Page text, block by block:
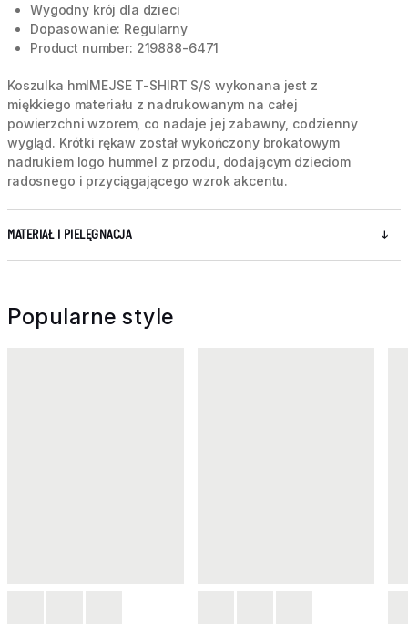
Wygodny krój dla dzieci
Dopasowanie: Regularny
Product number: 219888-6471
Koszulka hmlMEJSE T-SHIRT S/S wykonana jest z
miękkiego materiału z nadrukowanym na całej
powierzchni wzorem, co nadaje jej zabawny, codzienny
wygląd. Krótki rękaw został wykończony brokatowym
nadrukiem logo hummel z przodu, dodającym dzieciom
radosnego i przyciągającego wzrok akcentu.
MATERIAŁ I PIELĘGNACJA
Popularne style